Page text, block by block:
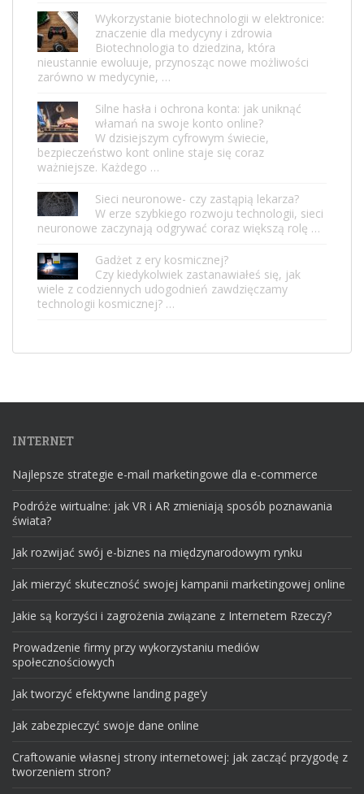
Wykorzystanie biotechnologii w elektronice:
znaczenie dla medycyny i zdrowia
Biotechnologia to dziedzina, która
nieustannie ewoluuje, przynosząc nowe możliwości
zarówno w medycynie, …
Silne hasła i ochrona konta: jak uniknąć
włamań na swoje konto online?
W dzisiejszym cyfrowym świecie,
bezpieczeństwo kont online staje się coraz
ważniejsze. Każdego …
Sieci neuronowe- czy zastąpią lekarza?
W erze szybkiego rozwoju technologii, sieci
neuronowe zaczynają odgrywać coraz większą rolę …
Gadżet z ery kosmicznej?
Czy kiedykolwiek zastanawiałeś się, jak
wiele z codziennych udogodnień zawdzięczamy
technologii kosmicznej? …
INTERNET
Najlepsze strategie e-mail marketingowe dla e-commerce
Podróże wirtualne: jak VR i AR zmieniają sposób poznawania
świata?
Jak rozwijać swój e-biznes na międzynarodowym rynku
Jak mierzyć skuteczność swojej kampanii marketingowej online
Jakie są korzyści i zagrożenia związane z Internetem Rzeczy?
Prowadzenie firmy przy wykorzystaniu mediów
społecznościowych
Jak tworzyć efektywne landing page’y
Jak zabezpieczyć swoje dane online
Craftowanie własnej strony internetowej: jak zacząć przygodę z
tworzeniem stron?